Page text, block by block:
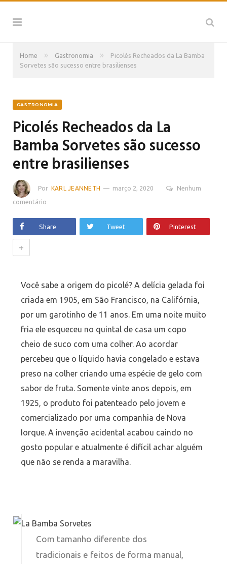
Home » Gastronomia »
Picolés Recheados da La Bamba
Sorvetes são sucesso entre brasilienses
GASTRONOMIA
Picolés Recheados da La
Bamba Sorvetes são sucesso
entre brasilienses
Por KARL JEANNETH março 2, 2020 Nenhum
comentário
Share Tweet Pinterest
+
Você sabe a origem do picolé? A delícia gelada foi
criada em 1905, em São Francisco, na Califórnia,
por um garotinho de 11 anos. Em uma noite muito
fria ele esqueceu no quintal de casa um copo
cheio de suco com uma colher. Ao acordar
percebeu que o líquido havia congelado e estava
preso na colher criando uma espécie de gelo com
sabor de fruta. Somente vinte anos depois, em
1925, o produto foi patenteado pelo jovem e
comercializado por uma companhia de Nova
Iorque. A invenção acidental acabou caindo no
gosto popular e atualmente é difícil achar alguém
que não se renda a maravilha.
Com tamanho diferente dos
tradicionais e feitos de forma manual,